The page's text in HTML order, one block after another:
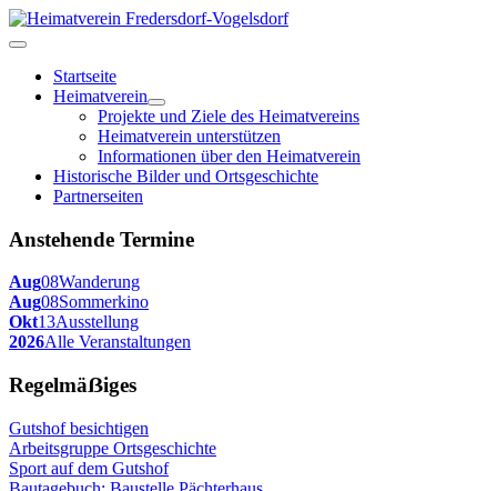
Startseite
Heimatverein
Projekte und Ziele des Heimatvereins
Heimatverein unterstützen
Informationen über den Heimatverein
Historische Bilder und Ortsgeschichte
Partnerseiten
Anstehende Termine
Aug08Wanderung
Aug08Sommerkino
Okt13Ausstellung
2026Alle Veranstaltungen
Regelmäẞiges
Gutshof besichtigen
Arbeitsgruppe Ortsgeschichte
Sport auf dem Gutshof